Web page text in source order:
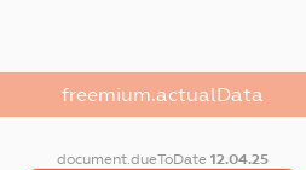
freemium.actualData
document.dueToDate 12.04.25